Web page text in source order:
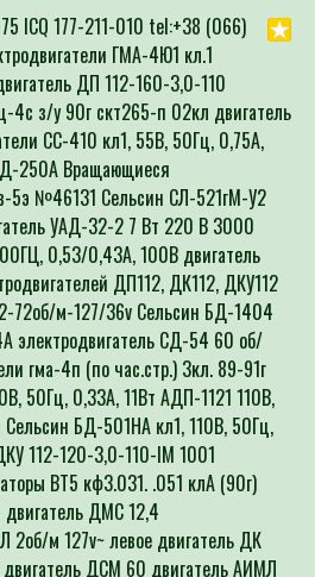
ICQ 177-211-010 tel:+38 (066)
ГМА-4Ю1 кл.1
ДП 112-160-3,0-110
4с з/у 90г скт265-п 02кл двигатель
СС-410 кл1, 55В, 50Гц, 0,75А,
250А Вращающиеся
5э №46131 Сельсин СЛ-521гМ-У2
УАД-32-2 7 Вт 220 В 3000
0,53/0,43А, 100В двигатель
ДП112, ДК112, ДКУ112
72об/м-127/36v Сельсин БД-1404
электродвигатель СД-54 60 об/
гма-4п (по час.стр.) 3кл. 89-91г
50Гц, 0,33А, 11Вт АДП-1121 110В,
БД-501НА кл1, 110В, 50Гц,
112-120-3,0-110-IM 1001
ВТ5 кф3.031. .051 клА (90г)
двигатель ДМС 12,4
2об/м 127v~ левое двигатель ДК
ДСМ 60 двигатель АИМЛ